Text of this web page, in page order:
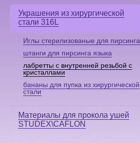
Украшения из хирургической
стали 316L
Иглы стерилизованые для пирсинга
штанги для пирсинга языка
лабретты с внутренней резьбой с
кристаллами
бананы для пупка из хирургической
стали
Материалы для прокола ушей
STUDEX\CAFLON